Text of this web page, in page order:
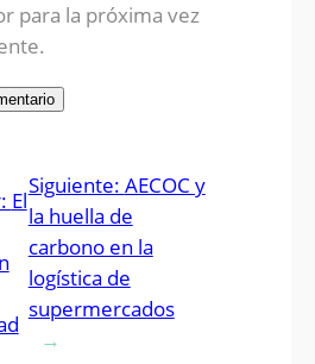
para la próxima vez
El
Siguiente: AECOC y
la huella de
carbono en la
logística de
supermercados
→